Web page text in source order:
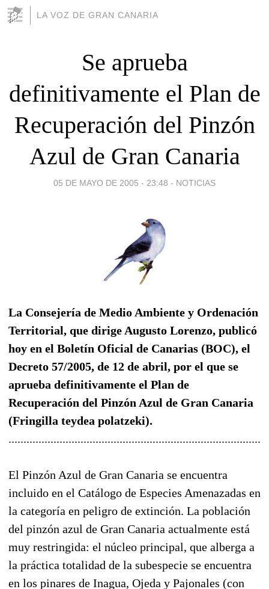
LA VOZ DE GRAN CANARIA
Se aprueba
definitivamente el Plan de
Recuperación del Pinzón
Azul de Gran Canaria
05 DE MAYO DE 2005 - 23:48 - NOTICIAS
La Consejería de Medio Ambiente y Ordenación
Territorial, que dirige Augusto Lorenzo, publicó
hoy en el Boletín Oficial de Canarias (BOC), el
Decreto 57/2005, de 12 de abril, por el que se
aprueba definitivamente el Plan de
Recuperación del Pinzón Azul de Gran Canaria
(Fringilla teydea polatzeki).
El Pinzón Azul de Gran Canaria se encuentra
incluido en el Catálogo de Especies Amenazadas en
la categoría en peligro de extinción. La población
del pinzón azul de Gran Canaria actualmente está
muy restringida: el núcleo principal, que alberga a
la práctica totalidad de la subespecie se encuentra
en los pinares de Inagua, Ojeda y Pajonales (con